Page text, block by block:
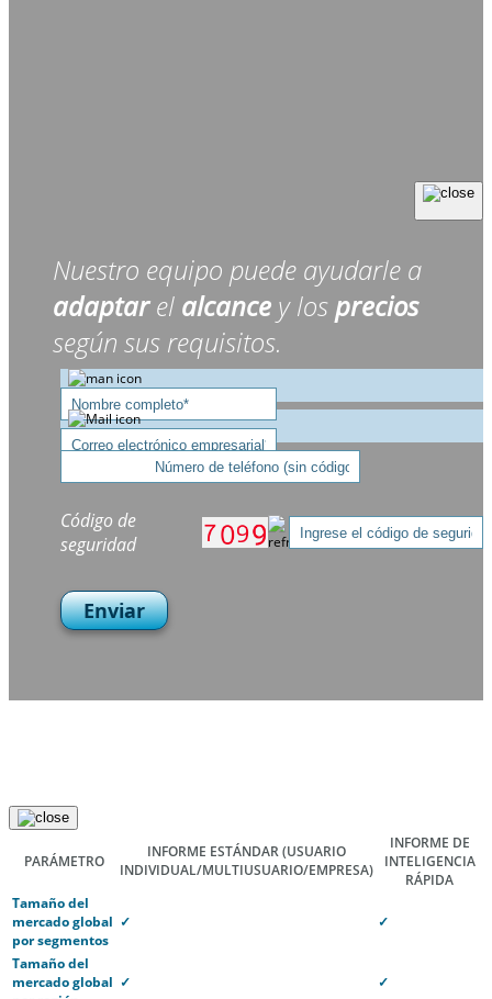
Nuestro equipo puede ayudarle a
adaptarel alcance y losprecios
según sus requisitos.
Código de
seguridad
Enviar
PARÁMETRO
INFORME ESTÁNDAR(USUARIO
INDIVIDUAL/MULTIUSUARIO/EMPRESA)
INFORME DE
INTELIGENCIA
RÁPIDA
Tamaño del
mercado global
por segmentos
✓ ✓
Tamaño del
mercado global ✓ ✓